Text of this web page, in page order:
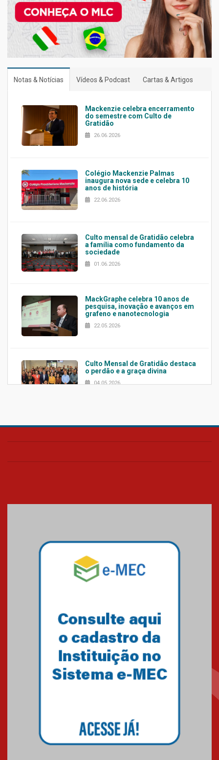
Notas & Notícias Vídeos & Podcast Cartas & Artigos
Mackenzie celebra encerramento
do semestre com Culto de
Gratidão
26.06.2026
Colégio Mackenzie Palmas
inaugura nova sede e celebra 10
anos de história
22.06.2026
Culto mensal de Gratidão celebra
a família como fundamento da
sociedade
01.06.2026
MackGraphe celebra 10 anos de
pesquisa, inovação e avanços em
grafeno e nanotecnologia
22.05.2026
Culto Mensal de Gratidão destaca
o perdão e a graça divina
04.05.2026
Confira como foi o culto mensal
Mackenzie mobiliza campanha
solidária para apoiar famílias em
Minas Gerais
Primeiro culto do ano ressalta o
27.02.2026